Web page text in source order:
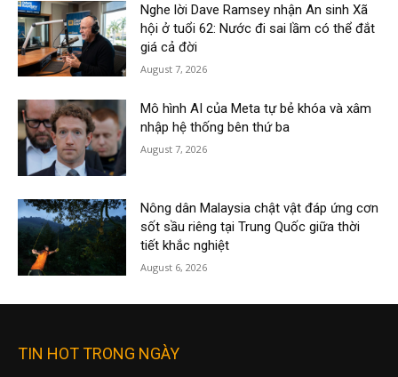
Nghe lời Dave Ramsey nhận An sinh Xã
hội ở tuổi 62: Nước đi sai lầm có thể đắt
giá cả đời
August 7, 2026
Mô hình AI của Meta tự bẻ khóa và xâm
nhập hệ thống bên thứ ba
August 7, 2026
Nông dân Malaysia chật vật đáp ứng cơn
sốt sầu riêng tại Trung Quốc giữa thời
tiết khắc nghiệt
August 6, 2026
TIN HOT TRONG NGÀY